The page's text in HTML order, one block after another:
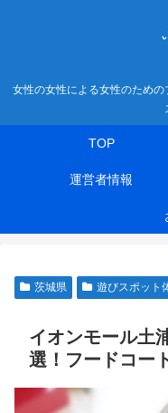
女性の女性による女性のため
TOP
運営者情報
茨城県 遊びスポット
イオンモール土
選！フードコー